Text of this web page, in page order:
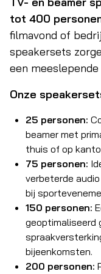
tot 400
filmavond of
speakersets
een meeslepende
Onze
25 personen:
beamer met
thuis of op
75 personen:
verbeterde
bij
150 personen:
geoptimaliseerd
bijeenkomsten.
200 personen: